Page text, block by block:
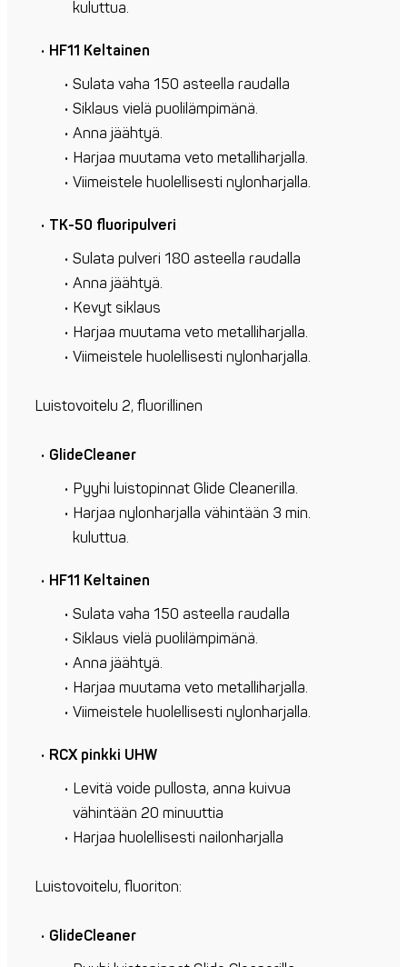
kuluttua.
HF11 Keltainen
Sulata vaha 150 asteella raudalla
Siklaus vielä puolilämpimänä.
Anna jäähtyä.
Harjaa muutama veto metalliharjalla.
Viimeistele huolellisesti nylonharjalla.
TK-50 fluoripulveri
Sulata pulveri 180 asteella raudalla
Anna jäähtyä.
Kevyt siklaus
Harjaa muutama veto metalliharjalla.
Viimeistele huolellisesti nylonharjalla.
Luistovoitelu 2, fluorillinen
GlideCleaner
Pyyhi luistopinnat Glide Cleanerilla.
Harjaa nylonharjalla vähintään 3 min.
kuluttua.
HF11 Keltainen
Sulata vaha 150 asteella raudalla
Siklaus vielä puolilämpimänä.
Anna jäähtyä.
Harjaa muutama veto metalliharjalla.
Viimeistele huolellisesti nylonharjalla.
RCX pinkki UHW
Levitä voide pullosta, anna kuivua
vähintään 20 minuuttia
Harjaa huolellisesti nailonharjalla
Luistovoitelu, fluoriton:
GlideCleaner